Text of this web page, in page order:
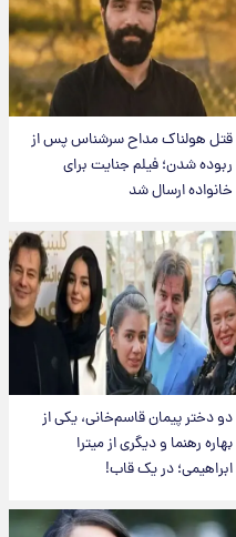
قتل هولناک مداح سرشناس پس از
ربوده شدن؛ فیلم جنایت برای
خانواده ارسال شد
دو دختر پیمان قاسم‌خانی، یکی از
بهاره رهنما و دیگری از میترا
ابراهیمی؛ در یک قاب!